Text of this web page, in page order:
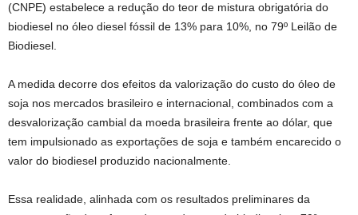
(CNPE) estabelece a redução do teor de mistura obrigatória do
biodiesel no óleo diesel fóssil de 13% para 10%, no 79º Leilão de
Biodiesel.
A medida decorre dos efeitos da valorização do custo do óleo de
soja nos mercados brasileiro e internacional, combinados com a
desvalorização cambial da moeda brasileira frente ao dólar, que
tem impulsionado as exportações de soja e também encarecido o
valor do biodiesel produzido nacionalmente.
Essa realidade, alinhada com os resultados preliminares da